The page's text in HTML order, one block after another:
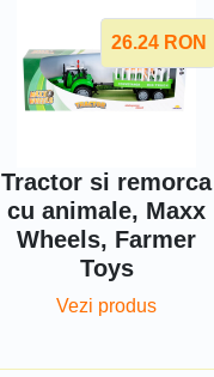
26.24 RON
Tractor si remorca
cu animale, Maxx
Wheels, Farmer
Toys
Vezi produs